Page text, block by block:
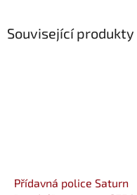
Související produkty
Přídavná police Saturn